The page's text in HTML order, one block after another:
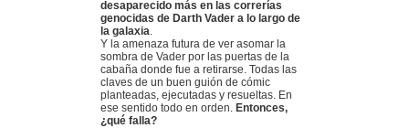
desaparecido más en las correrías
genocidas de Darth Vader a lo largo de
la galaxia
Y la amenaza futura de ver asomar la
sombra de Vader por las puertas de la
cabaña donde fue a retirarse. Todas las
claves de un buen guión de cómic
planteadas, ejecutadas y resueltas. En
ese sentido todo en orden. Entonces,
¿qué falla?